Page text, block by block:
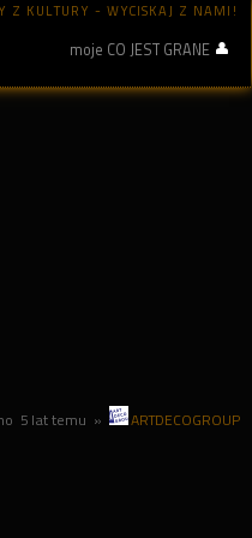
Z KULTURY - WYCISKAJ Z NAMI!
moje CO JEST GRANE
5 lat temu » ARTDECOGROUP